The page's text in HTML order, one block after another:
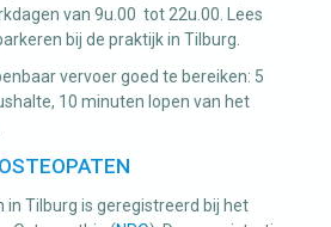
van 9u.00 tot 22u.00. Lees
bij de praktijk in Tilburg.
vervoer goed te bereiken: 5
10 minuten lopen van het
in Tilburg is geregistreerd bij het